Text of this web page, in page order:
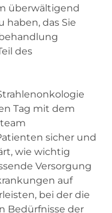
überwältigend
haben, das Sie
des
Tag mit dem
sicher und
wie wichtig
Versorgung
auf
bei der die
Bedürfnisse der